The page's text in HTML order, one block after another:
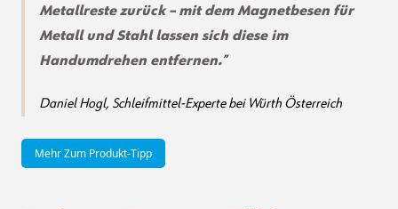
Metallreste zurück – mit demMagnetbesen für
Metall und Stahl lassen sich diese im
Handumdrehen entfernen.
Daniel Hogl, Schleifmittel-Experte bei Würth Österreich
Mehr Zum Produkt-Tipp